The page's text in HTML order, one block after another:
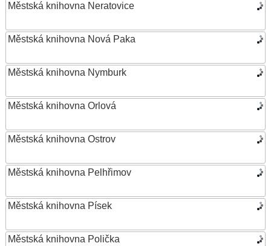
Městská knihovna Neratovice
Městská knihovna Nová Paka
Městská knihovna Nymburk
Městská knihovna Orlová
Městská knihovna Ostrov
Městská knihovna Pelhřimov
Městská knihovna Písek
Městská knihovna Polička